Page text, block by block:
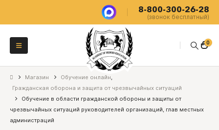
8-800-300-26-28
(звонок бесплатный)
0
Магазин Обучение онлайн,
Гражданская оборона и защита от чрезвычайных ситуаций
Обучение в области гражданской обороны и защиты от
чрезвычайных ситуаций руководителей организаций, глав местных
администраций